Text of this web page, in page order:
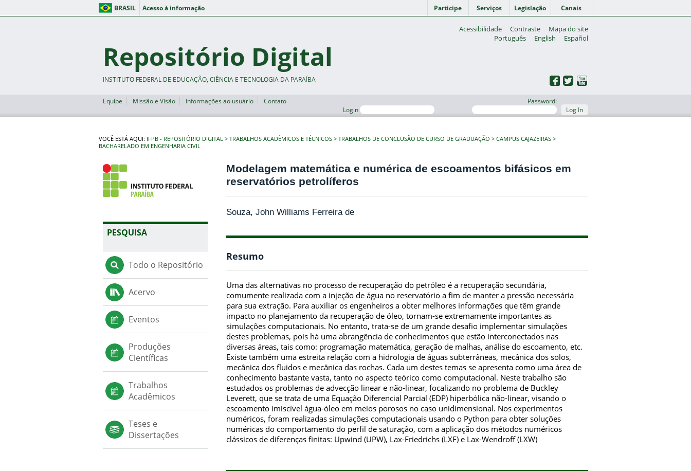
BRASIL Acesso à informação Participe Serviços Legislação Canais
Acessibilidade Contraste
Mapa do site
Português
English Español
Repositório Digital
INSTITUTO FEDERAL DE EDUCAÇÃO, CIÊNCIA E TECNOLOGIA DA PARAÍBA
Equipe Missão e Visão Informações ao usuário
Contato
Login
Password:
Log In
VOCÊ ESTÁ AQUI: IFPB - REPOSITÓRIO DIGITAL TRABALHOS ACADÊMICOS E TÉCNICOS TRABALHOS DE CONCLUSÃO DE CURSO DE GRADUAÇÃO
CAMPUS CAJAZEIRAS
BACHARELADO EM ENGENHARIA CIVIL
PESQUISA
Todo o Repositório
Acervo
Eventos
Produções
Científicas
Trabalhos
Acadêmicos
Teses e
Dissertações
Modelagem matemática e numérica de escoamentos bifásicos em
reservatórios petrolíferos
Souza, John Williams Ferreira de
Resumo
Uma das alternativas no processo de recuperação do petróleo é a recuperação secundária,
comumente realizada com a injeção de água no reservatório a fim de manter a pressão necessária
para sua extração. Para auxiliar os engenheiros a obter melhores informações que têm grande
impacto no planejamento da recuperação de óleo, tornam-se extremamente importantes as
simulações computacionais. No entanto, trata-se de um grande desafio implementar simulações
destes problemas, pois há uma abrangência de conhecimentos que estão interconectados nas
diversas áreas, tais como: programação matemática, geração de malhas, análise do escoamento, etc.
Existe também uma estreita relação com a hidrologia de águas subterrâneas, mecânica dos solos,
mecânica dos fluidos e mecânica das rochas. Cada um destes temas se apresenta como uma área de
conhecimento bastante vasta, tanto no aspecto teórico como computacional. Neste trabalho são
estudados os problemas de advecção linear e não-linear, focalizando no problema de Buckley
Leverett, que se trata de uma Equação Diferencial Parcial (EDP) hiperbólica não-linear, visando o
escoamento imiscível água-óleo em meios porosos no caso unidimensional. Nos experimentos
numéricos, foram realizadas simulações computacionais usando o Python para obter soluções
numéricas do comportamento do perfil de saturação, com a aplicação dos métodos numéricos
clássicos de diferenças finitas: Upwind (UPW), Lax-Friedrichs (LXF) e Lax-Wendroff (LXW)